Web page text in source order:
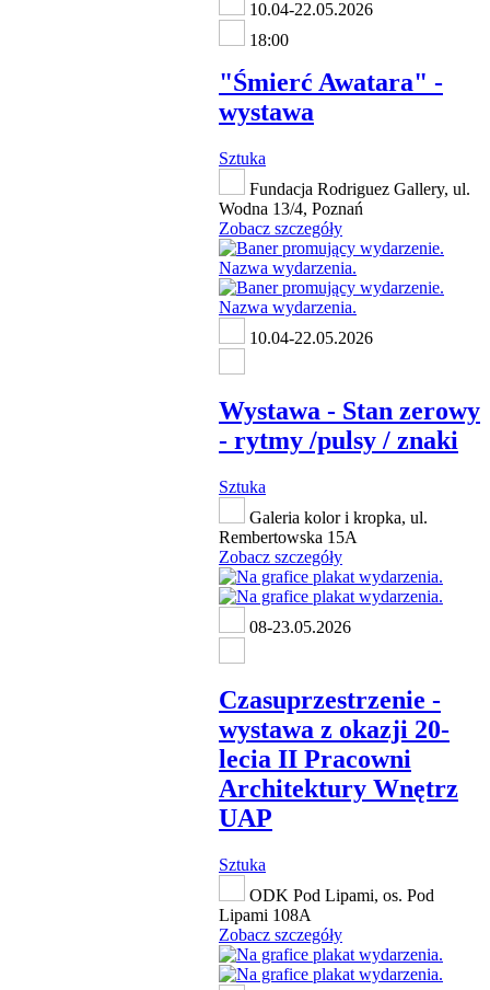
10.04-22.05.2026
18:00
"Śmierć Awatara" -
wystawa
Sztuka
Fundacja Rodriguez Gallery, ul.
Wodna 13/4, Poznań
Zobacz szczegóły
10.04-22.05.2026
Wystawa - Stan zerowy
- rytmy /pulsy / znaki
Sztuka
Galeria kolor i kropka, ul.
Rembertowska 15A
Zobacz szczegóły
08-23.05.2026
Czasuprzestrzenie -
wystawa z okazji 20-
lecia II Pracowni
Architektury Wnętrz
UAP
Sztuka
ODK Pod Lipami, os. Pod
Lipami 108A
Zobacz szczegóły